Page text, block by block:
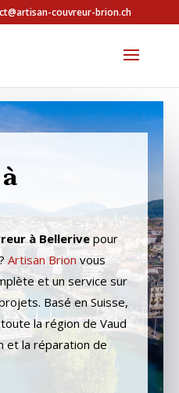
couvreur-brion.ch
à Bellerivepour
Artisan Brionvous
et un service sur
Basé en Suisse,
la région de Vaud
et la réparation de